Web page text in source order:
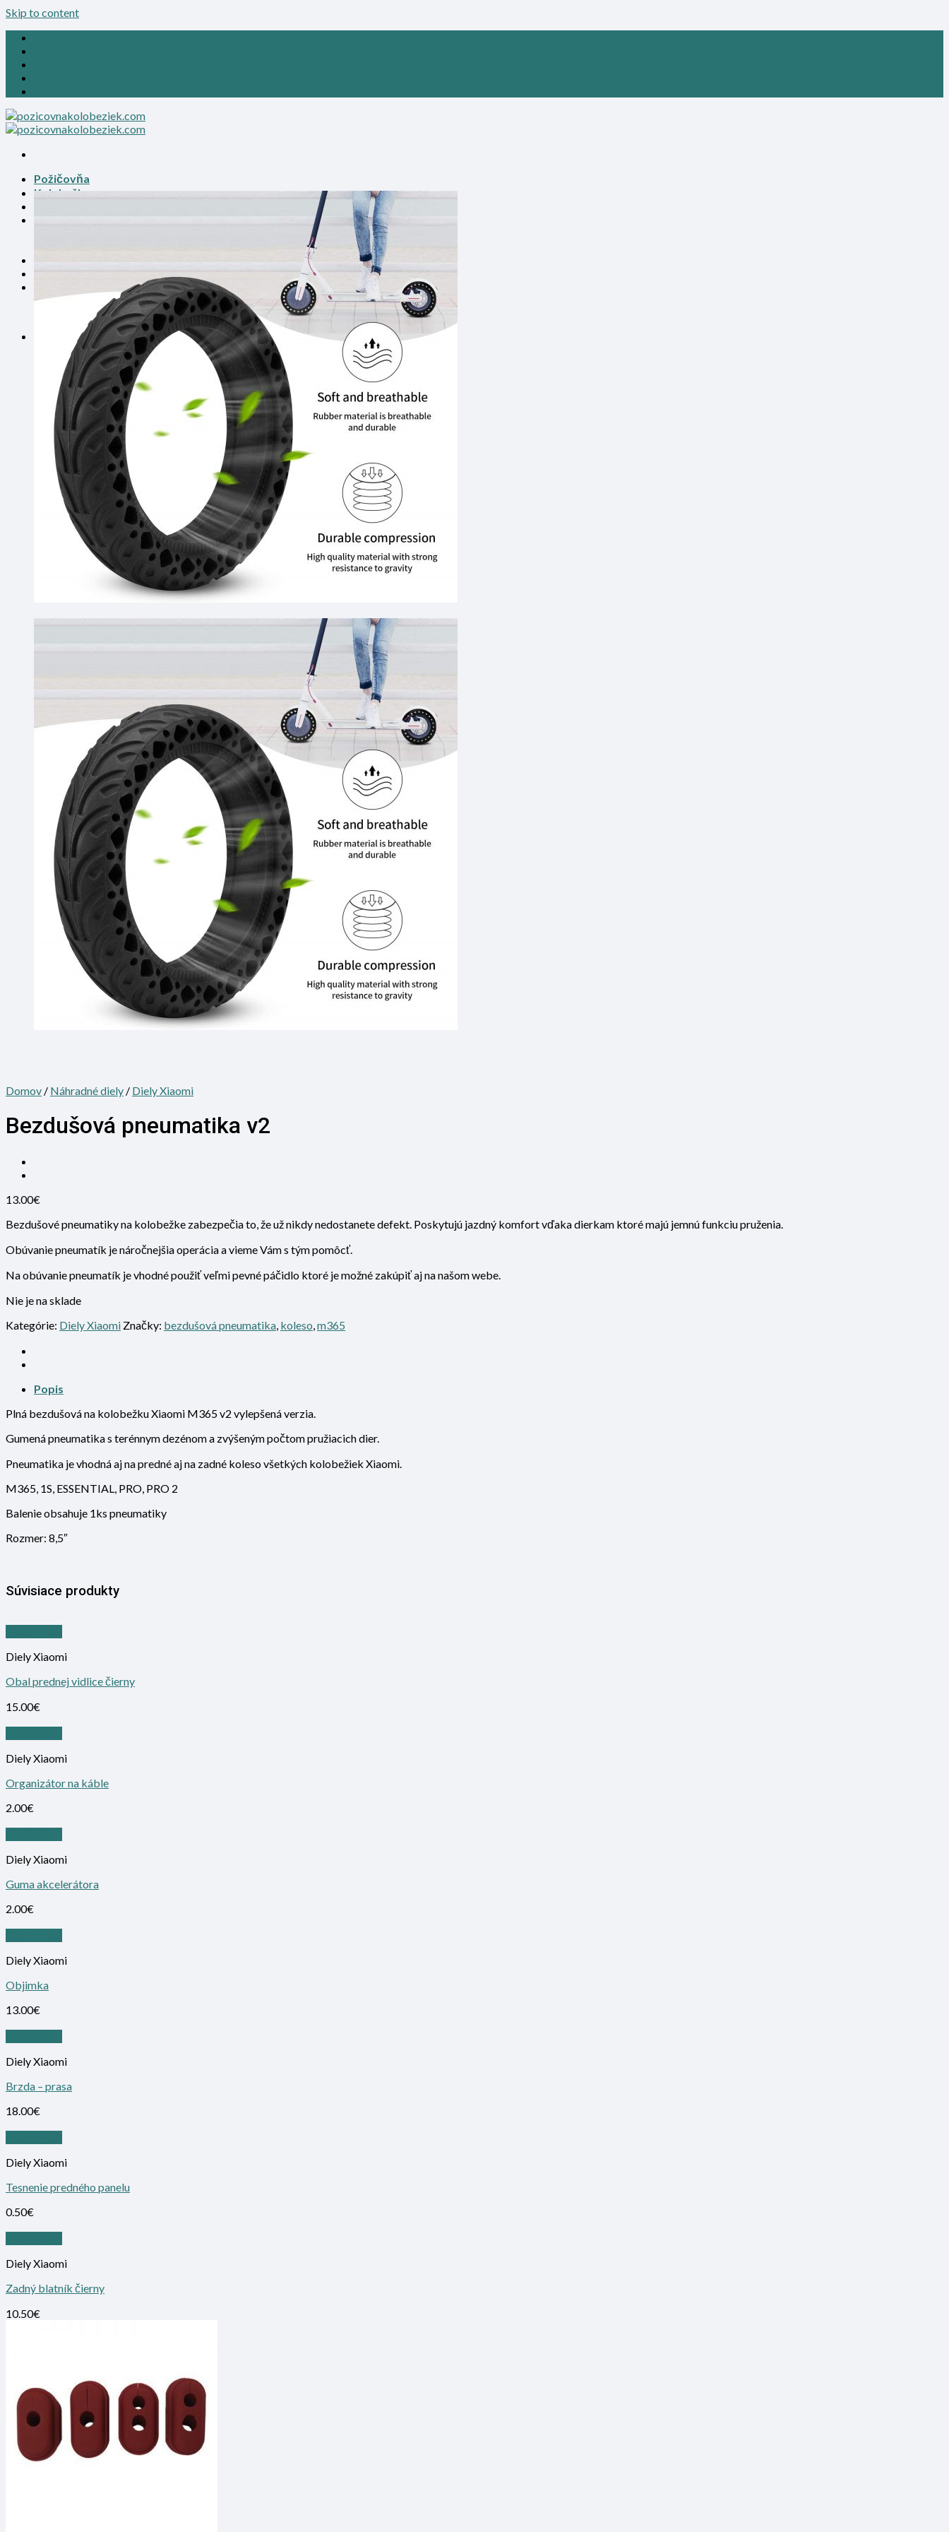
Skip to content
Požičovňa
Kolobežky
Prihlásenie
Žiadne produkty v košíku.
Žiadne produkty v košíku.
Domov / Náhradné diely / Diely Xiaomi
Bezdušová pneumatika v2
13.00€
Bezdušové pneumatiky na kolobežke zabezpečia to, že už nikdy nedostanete defekt. Poskytujú jazdný komfort vďaka dierkam ktoré majú jemnú funkciu pruženia.
Obúvanie pneumatík je náročnejšia operácia a vieme Vám s tým pomôcť.
Na obúvanie pneumatík je vhodné použiť veľmi pevné páčidlo ktoré je možné zakúpiť aj na našom webe.
Nie je na sklade
Kategórie: Diely Xiaomi Značky: bezdušová pneumatika, koleso,m365
Popis
Plná bezdušová na kolobežku Xiaomi M365 v2 vylepšená verzia.
Gumená pneumatika s terénnym dezénom a zvýšeným počtom pružiacich dier.
Pneumatika je vhodná aj na predné aj na zadné koleso všetkých kolobežiek Xiaomi.
M365, 1S, ESSENTIAL, PRO, PRO 2
Balenie obsahuje 1ks pneumatiky
Rozmer: 8,5″
Súvisiace produkty
Diely Xiaomi
Obal prednej vidlice čierny
15.00€
Diely Xiaomi
Organizátor na káble
2.00€
Diely Xiaomi
Guma akcelerátora
2.00€
Diely Xiaomi
Objimka
13.00€
Diely Xiaomi
Brzda – prasa
18.00€
Diely Xiaomi
Tesnenie predného panelu
0.50€
Diely Xiaomi
Zadný blatník čierny
10.50€